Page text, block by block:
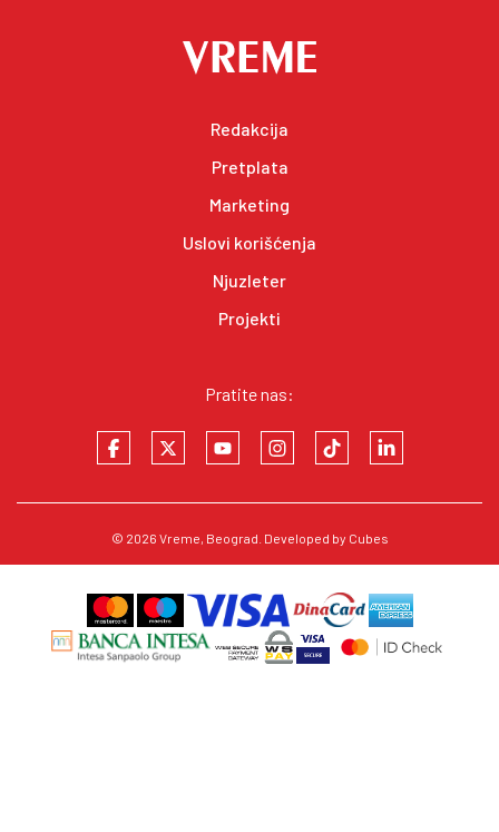
Redakcija
Pretplata
Marketing
Uslovi korišćenja
Njuzleter
Projekti
Pratite nas:
© 2026 Vreme, Beograd. Developed by Cubes